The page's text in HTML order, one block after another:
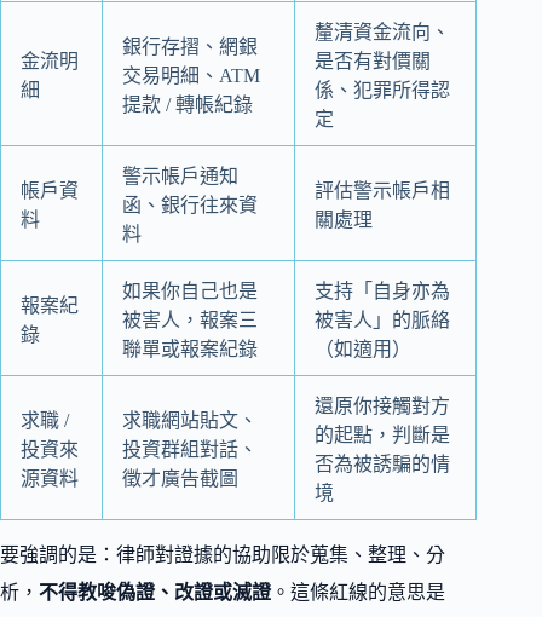
金流明
細
銀行存摺、網銀
交易明細、ATM
提款 / 轉帳紀錄
釐清資金流向、
是否有對價關
係、犯罪所得認
定
帳戶資
料
警示帳戶通知
函、銀行往來資
料
評估警示帳戶相
關處理
報案紀
錄
如果你自己也是
被害人，報案三
聯單或報案紀錄
支持「自身亦為
被害人」的脈絡
（如適用）
求職 /
投資來
源資料
求職網站貼文、
投資群組對話、
徵才廣告截圖
還原你接觸對方
的起點，判斷是
否為被誘騙的情
境
要強調的是：律師對證據的協助限於蒐集、整理、分
析， 不得教唆偽證、改證或滅證 。這條紅線的意思是